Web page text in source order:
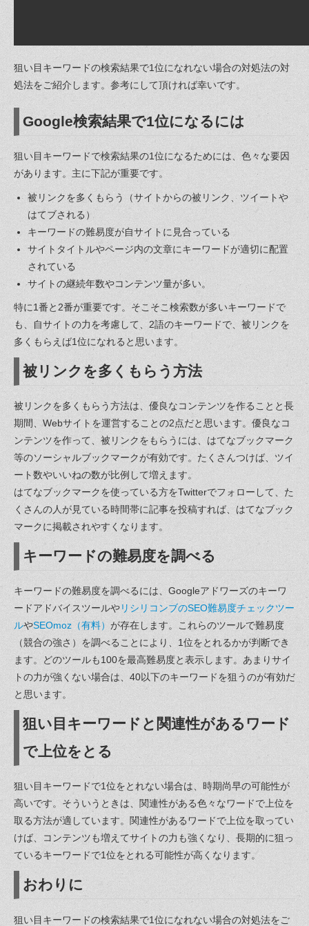
狙い目キーワードの検索結果で1位になれない場合の対処法の対
処法をご紹介します。参考にして頂ければ幸いです。
Google検索結果で1位になるには
狙い目キーワードで検索結果の1位になるためには、色々な要因
があります。主に下記が重要です。
被リンクを多くもらう（サイトからの被リンク、ツイートや
はてブされる）
キーワードの難易度が自サイトに見合っている
サイトタイトルやページ内の文章にキーワードが適切に配置
されている
サイトの継続年数やコンテンツ量が多い。
特に1番と2番が重要です。そこそこ検索数が多いキーワードで
も、自サイトの力を考慮して、2語のキーワードで、被リンクを
多くもらえば1位になれると思います。
被リンクを多くもらう方法
被リンクを多くもらう方法は、優良なコンテンツを作ることと長
期間、Webサイトを運営することの2点だと思います。優良なコ
ンテンツを作って、被リンクをもらうには、はてなブックマーク
等のソーシャルブックマークが有効です。たくさんつけば、ツイ
ート数やいいねの数が比例して増えます。
はてなブックマークを使っている方をTwitterでフォローして、た
くさんの人が見ている時間帯に記事を投稿すれば、はてなブック
マークに掲載されやすくなります。
キーワードの難易度を調べる
キーワードの難易度を調べるには、Googleアドワーズのキーワ
ードアドバイスツールやリシリコンブのSEO難易度チェックツー
ルやSEOmoz（有料） が存在します。これらのツールで難易度
（競合の強さ）を調べることにより、1位をとれるかが判断でき
ます。どのツールも100を最高難易度と表示します。あまりサイ
トの力が強くない場合は、40以下のキーワードを狙うのが有効だ
と思います。
狙い目キーワードと関連性があるワード
で上位をとる
狙い目キーワードで1位をとれない場合は、時期尚早の可能性が
高いです。そういうときは、関連性がある色々なワードで上位を
取る方法が適しています。関連性があるワードで上位を取ってい
けば、コンテンツも増えてサイトの力も強くなり、長期的に狙っ
ているキーワードで1位をとれる可能性が高くなります。
おわりに
狙い目キーワードの検索結果で1位になれない場合の対処法をご